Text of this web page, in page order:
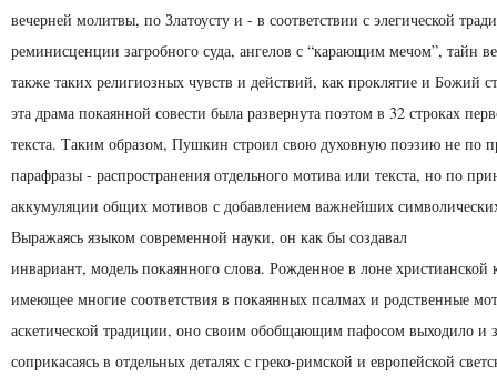
вечерней молитвы, по Златоусту и - в соответствии с элегической
реминисценции загробного суда, ангелов с “карающим мечом”, тайн
также таких религиозных чувств и действий, как проклятие и Божий
эта драма покаянной совести была развернута поэтом в 32 строках
текста. Таким образом, Пушкин строил свою духовную поэзию не по
парафразы - распространения отдельного мотива или текста, но по
аккумуляции общих мотивов с добавлением важнейших
Выражаясь языком современной науки, он как бы создавал
инвариант, модель покаянного слова. Рожденное в лоне христианской
имеющее многие соответствия в покаянных псалмах и родственные
аскетической традиции, оно своим обобщающим пафосом выходило и
соприкасаясь в отдельных деталях с греко-римской и европейской